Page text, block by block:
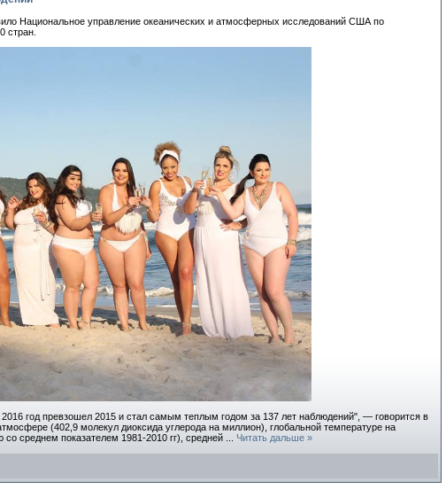
Национальное управление океанических и атмосферных исследований США по
стран.
год превзошел 2015 и стал самым теплым годом за 137 лет наблюдений", — говорится в
(402,9 молекул диоксида углерода на миллион), глобальной температуре на
среднем показателем 1981-2010 гг), средней
Читать дальше »